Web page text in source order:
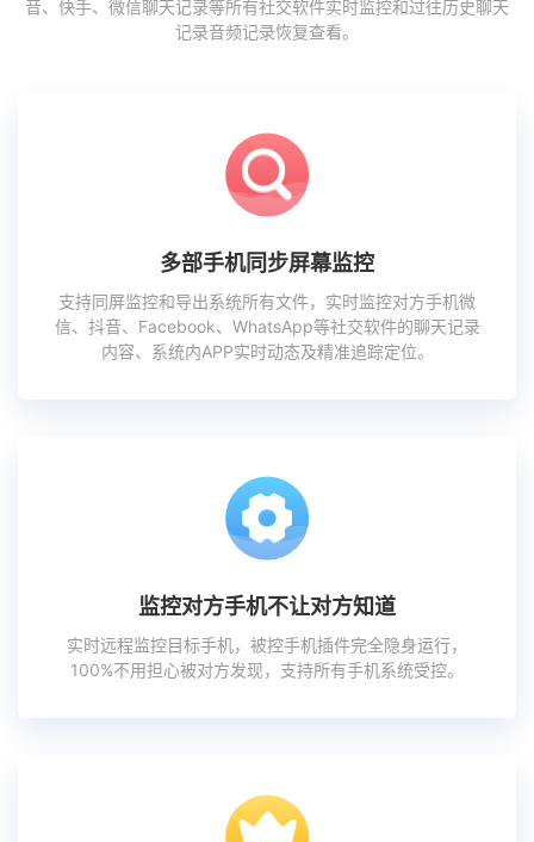
音、快手、微信聊天记录等所有社交软件实时监控和过往历史聊天
记录音频记录恢复查看。
多部手机同步屏幕监控
支持同屏监控和导出系统所有文件，实时监控对方手机微
信、抖音、Facebook、WhatsApp等社交软件的聊天记录
内容、系统内APP实时动态及精准追踪定位。
监控对方手机不让对方知道
实时远程监控目标手机，被控手机插件完全隐身运行，
100%不用担心被对方发现，支持所有手机系统受控。